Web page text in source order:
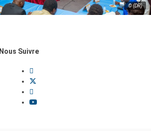
© (DR)
Nous Suivre